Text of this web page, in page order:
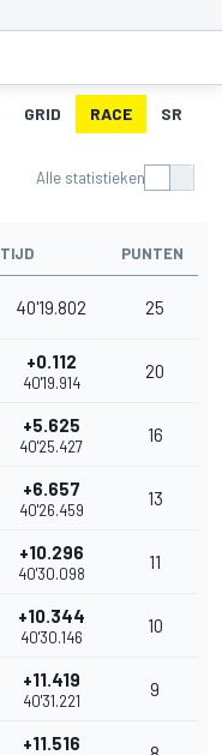
GRID RACE SR
Alle statistieken
TIJD PUNTEN
40'19.802 25
+0.112
40'19.914
20
+5.625
40'25.427
16
+6.657
40'26.459
13
+10.296
40'30.098
11
+10.344
40'30.146
10
+11.419
40'31.221
9
+11.516